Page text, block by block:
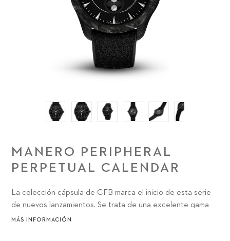
MANERO PERIPHERAL
PERPETUAL CALENDAR
La colección cápsula de CFB marca el inicio de esta serie
de nuevos lanzamientos. Se trata de una excelente gama
de cinco relojes que demuestran nuestras 13 décadas de
MÁS INFORMACIÓN